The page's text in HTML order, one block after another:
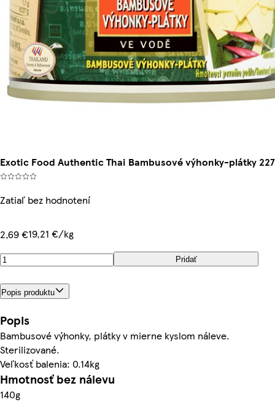
Exotic Food Authentic Thai Bambusové výhonky-plátky
Zatiaľ bez hodnotení
2,69 €19,21 €/kg
Pridať
Popis produktu
Popis
Bambusové výhonky, plátky v mierne kyslom náleve.
Sterilizované.
Veľkosť balenia: 0.14kg
Hmotnosť bez nálevu
140g